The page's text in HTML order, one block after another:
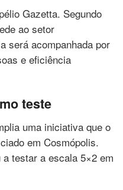
Gazetta. Segundo
ao setor
será acompanhada por
e eficiência
teste
uma iniciativa que o
em Cosmópolis.
testar a escala 5×2 em